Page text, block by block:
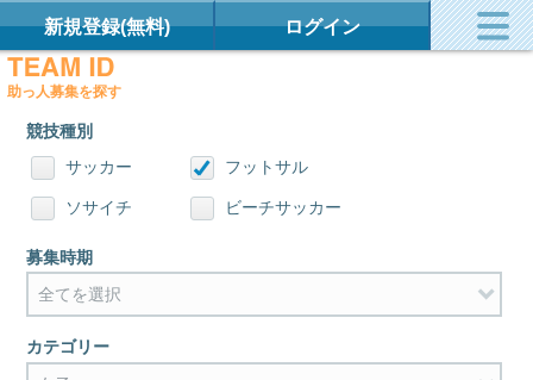
新規登録(無料) ログイン
助っ人募集を探す
競技種別
サッカー
フットサル
ソサイチ ビーチサッカー
募集時期
カテゴリー